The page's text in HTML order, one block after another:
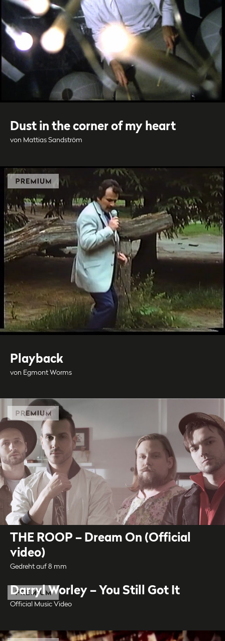
Dust in the corner of my heart
von Mattias Sandström
Playback
von Egmont Worms
THE ROOP – Dream On (Official
video)
Gedreht auf 8 mm
Darryl Worley – You Still Got It
Official Music Video